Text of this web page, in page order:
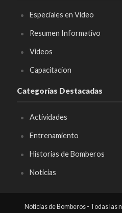
Especiales en Video
Resumen Informativo
Videos
Capacitacion
Categorías Destacadas
Actividades
Entrenamiento
Historias de Bomberos
Noticias
Noticias de Bomberos - Todas las